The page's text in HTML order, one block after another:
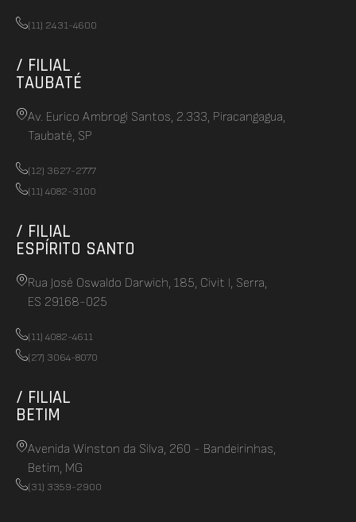
(11) 2431-4600
/ FILIAL
TAUBATÉ
Av. Eurico Ambrogi Santos, 2.333, Piracangagua,
Taubaté, SP
(12) 3627-2777
(11) 4082-3100
/ FILIAL
ESPÍRITO SANTO
Rua José Oswaldo Darwich, 185, Civit I, Serra,
ES 29168-025
(11) 4082-4611
(27) 3064-8070
/ FILIAL
BETIM
Avenida Winston da Silva, 260 - Bandeirinhas,
Betim, MG
(31) 3359-2900